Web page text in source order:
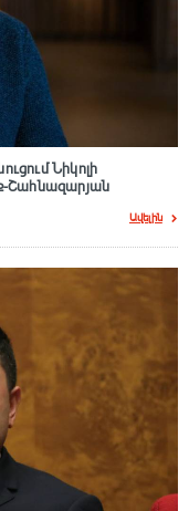
Նիկոլի
Շահնազարյան
Ավելին